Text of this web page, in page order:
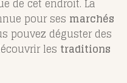
de cet endroit. La
pour ses marchés
pouvez déguster des
les traditions